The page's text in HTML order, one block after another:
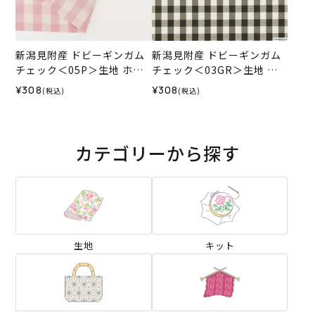
新潟見附産 ドビーギンガム
チェック＜05P＞生地 ホビ
ーラホビーレデザインコレ
クション
¥308 (税込)
新潟見附産 ドビーギンガム
チェック＜03GR＞生地 ホ
ビーラホビーレデザインコ
レクション
¥308 (税込)
カテゴリーから探す
生地 キット